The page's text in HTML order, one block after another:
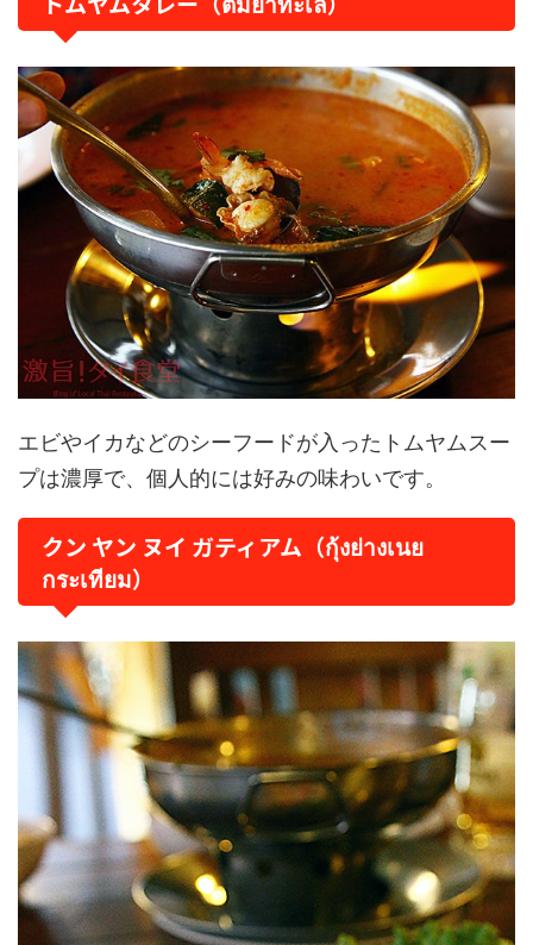
エビやイカなどのシーフードが入ったトムヤムスー
プは濃厚で、個人的には好みの味わいです。
クン ヤン ヌイ ガティアム（กุ้งย่างเนย
กระเทียม）